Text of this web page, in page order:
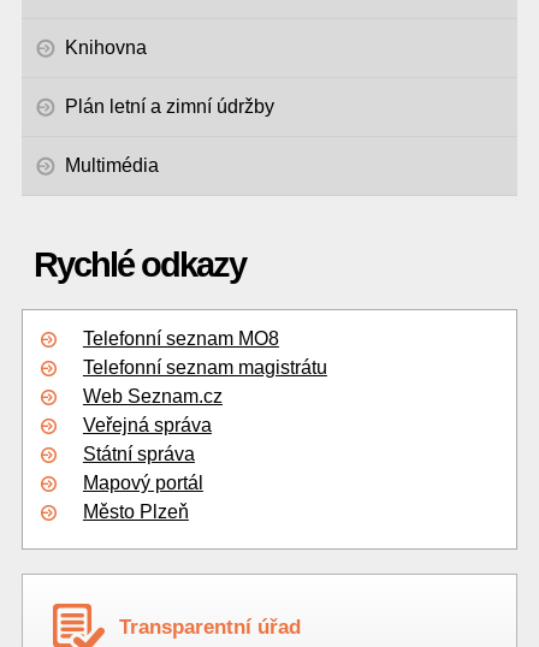
Knihovna
Plán letní a zimní údržby
Multimédia
Rychlé odkazy
Telefonní seznam MO8
Telefonní seznam magistrátu
Web Seznam.cz
Veřejná správa
Státní správa
Mapový portál
Město Plzeň
Transparentní úřad